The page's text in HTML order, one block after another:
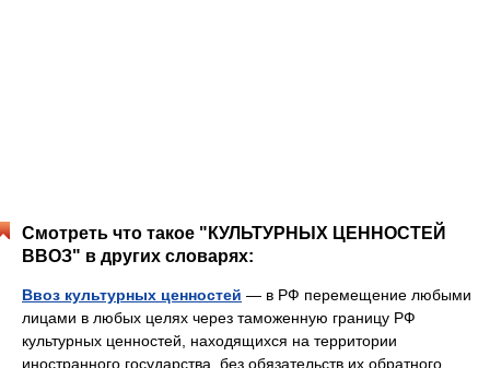
Смотреть что такое "КУЛЬТУРНЫХ ЦЕННОСТЕЙ
ВВОЗ" в других словарях:
Ввоз культурных ценностей — в РФ перемещение любыми
лицами в любых целях через таможенную границу РФ
культурных ценностей, находящихся на территории
иностранного государства, без обязательств их обратного